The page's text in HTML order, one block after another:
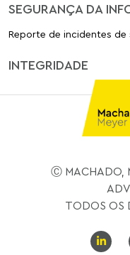
SEGURANÇA DA
Reporte de incidentes de
INTEGRIDADE
Ⓒ MACHADO,
TODOS OS